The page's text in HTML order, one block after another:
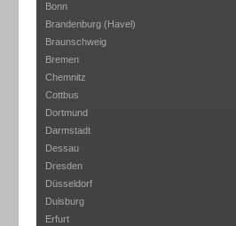
Bonn
Brandenburg (Havel)
Braunschweig
Bremen
Chemnitz
Cottbus
Dortmund
Darmstadt
Dessau
Dresden
Düsseldorf
Duisburg
Erfurt